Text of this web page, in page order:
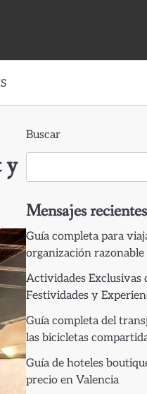
y
Buscar
Mensajes recientes
Guía completa para
organización
Actividades Exclusivas
Festividades y
Guía completa del
las bicicletas
Guía de hoteles
precio en Valencia